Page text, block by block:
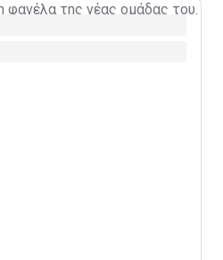
της νέας ομάδας του.